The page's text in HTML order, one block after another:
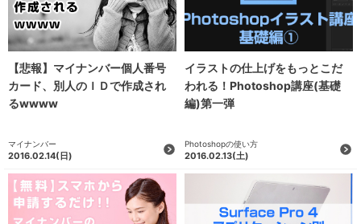
【悲報】マイナンバー個人番号
カード、別人のＩＤで作成され
るwwww
マイナンバー
2016.02.14(日)
イラストの仕上げをもっとこだ
われる！Photoshop講座(基礎
編)第一弾
Photoshopの使い方
2016.02.13(土)